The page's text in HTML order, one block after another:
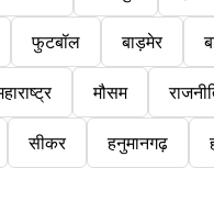
फुटबॉल बाड़मेर
मौसम
सीकर हनुमानगढ़